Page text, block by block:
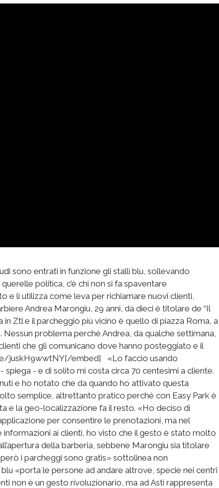
sono entrati in funzione gli stalli blu, sollevando
politica, c’è chi non si fa spaventare
e li utilizza come leva per richiamare nuovi clienti,
Andrea Marongiu, 29 anni, da dieci è titolare de “Il
in Ztl e il parcheggio più vicino è quello di piazza Roma, a
problema perché Andrea, da qualche settimana,
che gli comunicano dove hanno posteggiato e il
juskH9wwtNY[/embed] «Lo faccio usando
spiega - e di solito mi costa circa 70 centesimi a cliente.
e ho notato che da quando ho attivato questa
semplice, altrettanto pratico perché con Easy Park è
e la geo-localizzazione fa il resto. «Ho deciso di
per consentire le prenotazioni, ma nel
ai clienti, ho visto che il gesto è stato molto
della barberia, sebbene Marongiu sia titolare
i parcheggi sono gratis» sottolinea non
«porta le persone ad andare altrove, specie nei centri
non è un gesto rivoluzionario, ma ad Asti rappresenta